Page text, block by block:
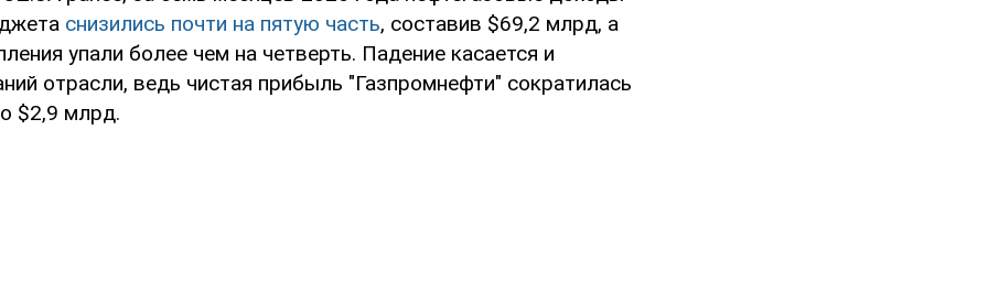
снизились почти на пятую часть, составив $69,2 млрд, а
упали более чем на четверть. Падение касается и
отрасли, ведь чистая прибыль "Газпромнефти" сократилась
$2,9 млрд.